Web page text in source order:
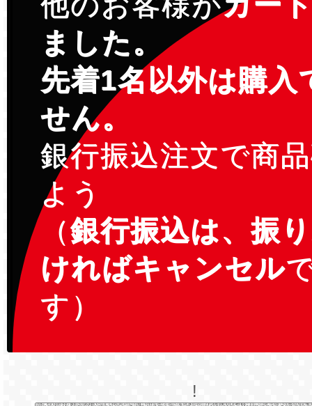
ました。
先着1名以外は購入
せん。
銀行振込注文で商
よう
（銀行振込は、振
ければキャンセル
す）
!